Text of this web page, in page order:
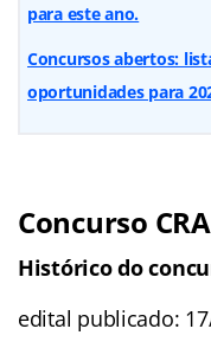
para este ano.
Concursos abertos:
oportunidades para
Concurso
Histórico do
edital publicado: